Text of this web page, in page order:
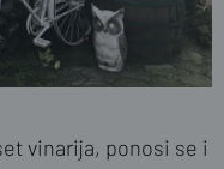
vinarija, ponosi se i